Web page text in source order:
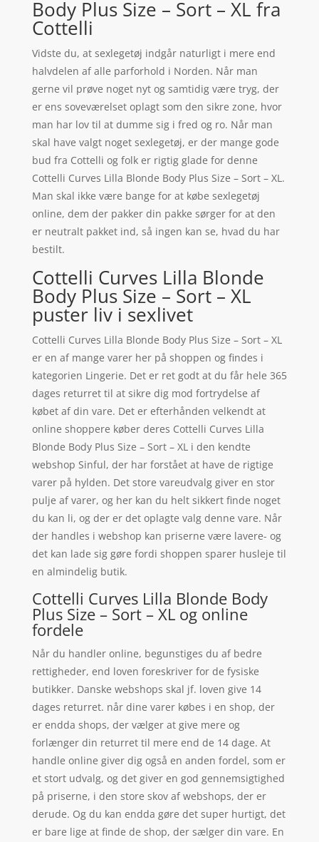
Body Plus Size – Sort – XL fra
Cottelli
Vidste du, at sexlegetøj indgår naturligt i mere end
halvdelen af alle parforhold i Norden. Når man
gerne vil prøve noget nyt og samtidig være tryg, der
er ens soveværelset oplagt som den sikre zone, hvor
man har lov til at dumme sig i fred og ro. Når man
skal have valgt noget sexlegetøj, er der mange gode
bud fra Cottelli og folk er rigtig glade for denne
Cottelli Curves Lilla Blonde Body Plus Size – Sort – XL.
Man skal ikke være bange for at købe sexlegetøj
online, dem der pakker din pakke sørger for at den
er neutralt pakket ind, så ingen kan se, hvad du har
bestilt.
Cottelli Curves Lilla Blonde
Body Plus Size – Sort – XL
puster liv i sexlivet
Cottelli Curves Lilla Blonde Body Plus Size – Sort – XL
er en af mange varer her på shoppen og findes i
kategorien Lingerie. Det er ret godt at du får hele 365
dages returret til at sikre dig mod fortrydelse af
købet af din vare. Det er efterhånden velkendt at
online shoppere køber deres Cottelli Curves Lilla
Blonde Body Plus Size – Sort – XL i den kendte
webshop Sinful, der har forstået at have de rigtige
varer på hylden. Det store vareudvalg giver en stor
pulje af varer, og her kan du helt sikkert finde noget
du kan li, og der er det oplagte valg denne vare. Når
der handles i webshop kan priserne være lavere- og
det kan lade sig gøre fordi shoppen sparer husleje til
en almindelig butik.
Cottelli Curves Lilla Blonde Body
Plus Size – Sort – XL og online
fordele
Når du handler online, begunstiges du af bedre
rettigheder, end loven foreskriver for de fysiske
butikker. Danske webshops skal jf. loven give 14
dages returret. når dine varer købes i en shop, der
er endda shops, der vælger at give mere og
forlænger din returret til mere end de 14 dage. At
handle online giver dig også en anden fordel, som er
et stort udvalg, og det giver en god gennemsigtighed
på priserne, i den store skov af webshops, der er
derude. Og du kan endda gøre det super hurtigt, det
er bare lige at finde de shop, der sælger din vare. En